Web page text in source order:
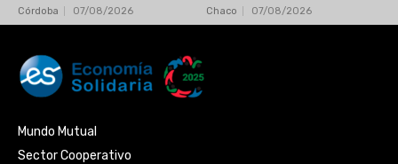
Córdoba 07/08/2026 Chaco 07/08/2026
Mundo Mutual
Sector Cooperativo